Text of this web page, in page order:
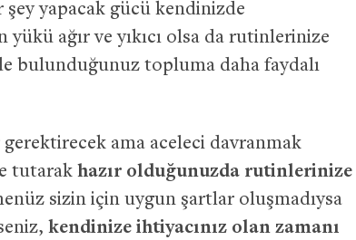
yapacak gücü kendinizde
yükü ağır ve yıkıcı olsa da rutinlerinize
bulunduğunuz topluma daha faydalı
ama aceleci davranmak
tutarak hazır olduğunuzda rutinlerinize
sizin için uygun şartlar oluşmadıysa
kendinize ihtiyacınız olan zamanı